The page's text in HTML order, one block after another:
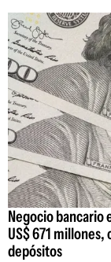
Negocio bancario
US$ 671
depósitos